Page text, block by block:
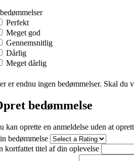
Perfekt
Meget god
Gennemsnitlig
Dårlig
Meget dårlig
er endnu ingen bedømmelser. Skal du
bedømmelse
kan oprette en anmeldelse uden at
bedømmelse
kortfattet titel af din oplevelse